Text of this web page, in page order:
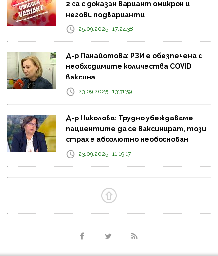
2 са с доказан вариант омикрон и
негови подварианти
25.09.2025 | 17:24:38
Д-р Панайотова: РЗИ е обезпечена с
необходимите количества COVID
ваксина
23.09.2025 | 13:31:59
Д-р Николова: Трудно убеждаваме
пациентите да се ваксинират, този
страх е абсолютно необоснован
23.09.2025 | 11:19:17